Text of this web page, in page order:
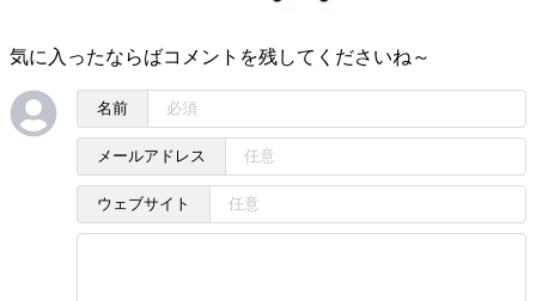
気に入ったならばコメントを残してくださいね～
名前
メールアドレス
ウェブサイト